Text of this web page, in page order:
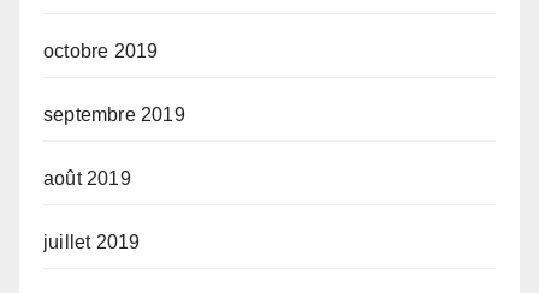
octobre 2019
septembre 2019
août 2019
juillet 2019